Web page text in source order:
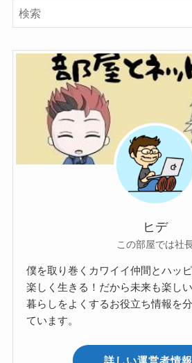
ヒデ
この部屋では社
僕を取り巻くカワイイ仲間とハッ
楽しく生きる！だから未来も楽し
暮らしをよくするお役立ち情報を
ています。
詳しい運営者情